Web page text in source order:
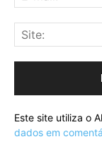
Este site utiliza o
dados em